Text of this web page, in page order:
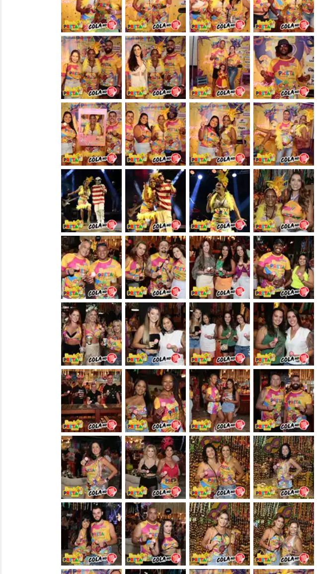
&nbsp; &nbsp; &nbsp; &nbsp;
&nbsp; &nbsp; &nbsp; &nbsp;
&nbsp; &nbsp; &nbsp; &nbsp;
&nbsp; &nbsp; &nbsp; &nbsp;
&nbsp; &nbsp; &nbsp; &nbsp;
&nbsp; &nbsp; &nbsp; &nbsp;
&nbsp; &nbsp; &nbsp; &nbsp;
&nbsp; &nbsp; &nbsp; &nbsp;